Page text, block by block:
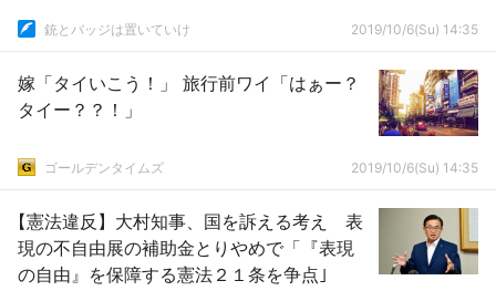
銃とバッジは置いていけ 2019/10/6(Su) 14:35
嫁「タイいこう！」 旅行前ワイ「はぁー？
タイー？？！」
ゴールデンタイムズ 2019/10/6(Su) 14:35
【憲法違反】大村知事、国を訴える考え 表
現の不自由展の補助金とりやめで「『表現
の自由』を保障する憲法２１条を争点｣